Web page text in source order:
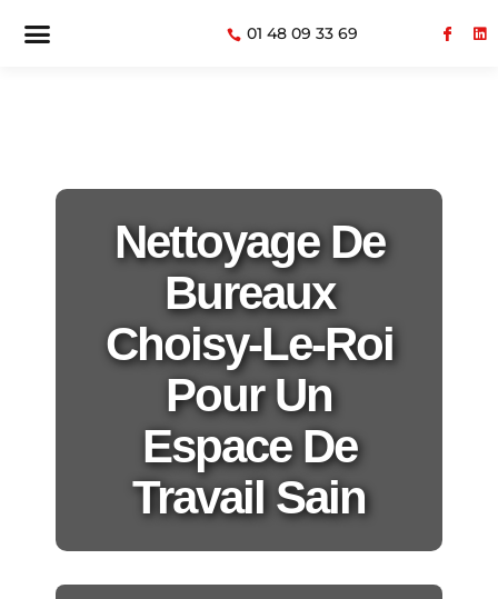
01 48 09 33 69
Nettoyage De
Bureaux
Choisy-Le-Roi
Pour Un
Espace De
Travail Sain